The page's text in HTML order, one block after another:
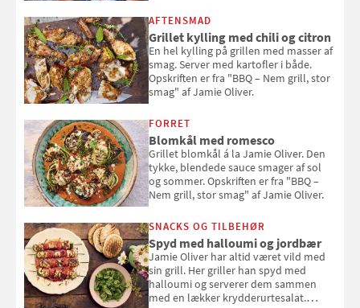
selvstændigt måltid. Opskriften er fra
Louisa Lorangs kogebog "Salat".
AFTENSMAD
Grillet kylling med chili og citron
En hel kylling på grillen med masser af
smag. Server med kartofler i både.
Opskriften er fra "BBQ – Nem grill, stor
smag" af Jamie Oliver.
FORRET
Blomkål med romesco
Grillet blomkål á la Jamie Oliver. Den
tykke, blendede sauce smager af sol
og sommer. Opskriften er fra "BBQ –
Nem grill, stor smag" af Jamie Oliver.
SNACKS OG TILBEHØR
Spyd med halloumi og jordbær
Jamie Oliver har altid været vild med
sin grill. Her griller han spyd med
halloumi og serverer dem sammen
med en lækker krydderurtesalat.